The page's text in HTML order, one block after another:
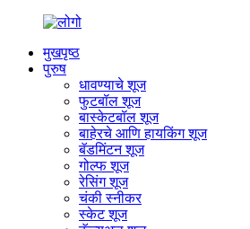
मुखपृष्ठ
पुरुष
धावण्याचे शूज
फुटबॉल शूज
बास्केटबॉल शूज
बाहेरचे आणि हायकिंग शूज
बॅडमिंटन शूज
गोल्फ शूज
रेसिंग शूज
चंकी स्नीकर
स्केट शूज